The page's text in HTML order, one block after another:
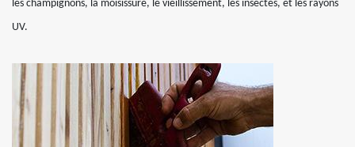
les champignons, la moisissure, le vieillissement, les insectes, et les rayons
UV.